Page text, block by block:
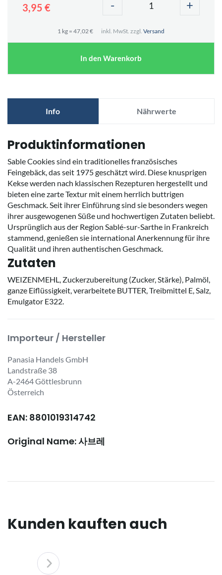
3,95 € - +
1 kg = 47,02 € inkl. MwSt. zzgl. Versand
In den Warenkorb
Info Nährwerte
Produktinformationen
Sable Cookies sind ein traditionelles französisches
Feingebäck, das seit 1975 geschätzt wird. Diese knusprigen
Kekse werden nach klassischen Rezepturen hergestellt und
bieten eine zarte Textur mit einem herrlich buttrigen
Geschmack. Seit ihrer Einführung sind sie besonders wegen
ihrer ausgewogenen Süße und hochwertigen Zutaten beliebt.
Ursprünglich aus der Region Sablé-sur-Sarthe in Frankreich
stammend, genießen sie international Anerkennung für ihre
Qualität und ihren authentischen Geschmack.
Zutaten
WEIZENMEHL, Zuckerzubereitung (Zucker, Stärke), Palmöl,
ganze Eiflüssigkeit, verarbeitete BUTTER, Treibmittel E, Salz,
Emulgator E322.
Importeur / Hersteller
Panasia Handels GmbH
Landstraße 38
A-2464 Göttlesbrunn
Österreich
EAN: 8801019314742
Original Name: 사브레
Kunden kauften auch